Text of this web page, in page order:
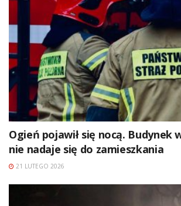
Ogień pojawił się nocą. Budynek
nie nadaje się do zamieszkania
21 LUTEGO 2026